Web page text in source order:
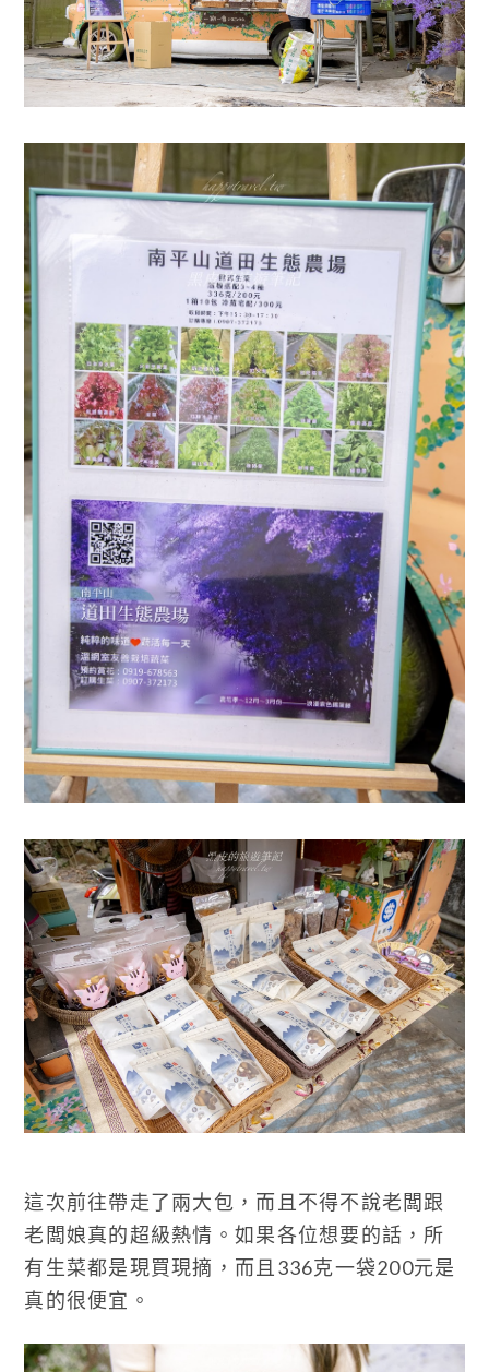
這次前往帶走了兩大包，而且不得不說老闆跟
老闆娘真的超級熱情。如果各位想要的話，所
有生菜都是現買現摘，而且336克一袋200元是
真的很便宜。